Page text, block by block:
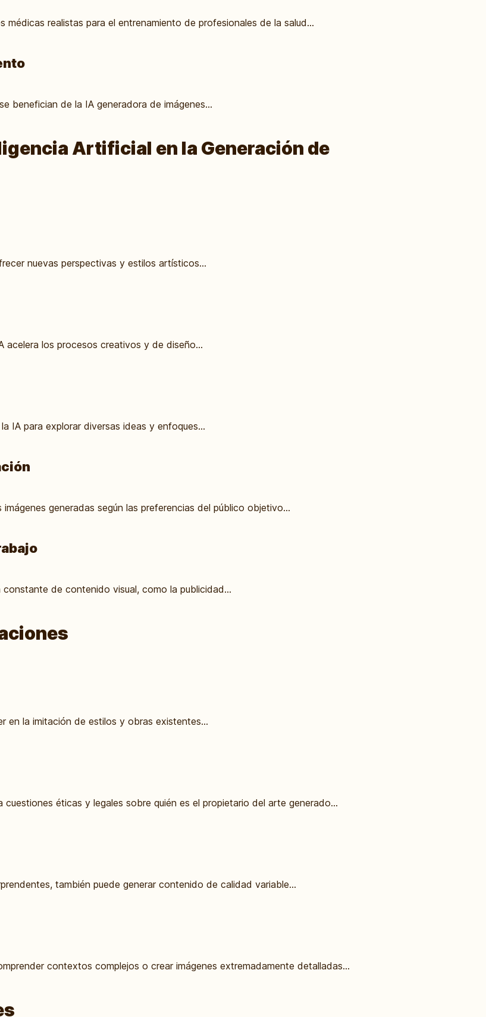
médicas realistas para el entrenamiento de profesionales de la salud...
benefician de la IA generadora de imágenes...
Artificial en la Generación de
nuevas perspectivas y estilos artísticos...
acelera los procesos creativos y de diseño...
IA para explorar diversas ideas y enfoques...
generadas según las preferencias del público objetivo...
constante de contenido visual, como la publicidad...
en la imitación de estilos y obras existentes...
cuestiones éticas y legales sobre quién es el propietario del arte generado...
también puede generar contenido de calidad variable...
contextos complejos o crear imágenes extremadamente detalladas...